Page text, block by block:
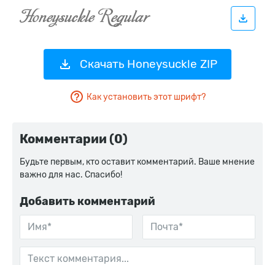
Скачать Honeysuckle ZIP
Как установить этот шрифт?
Комментарии (0)
Будьте первым, кто оставит комментарий. Ваше мнение
важно для нас. Спасибо!
Добавить комментарий